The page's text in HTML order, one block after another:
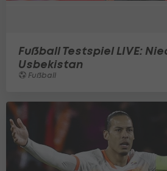
Fußball Testspiel LIVE:
Usbekistan
Fußball